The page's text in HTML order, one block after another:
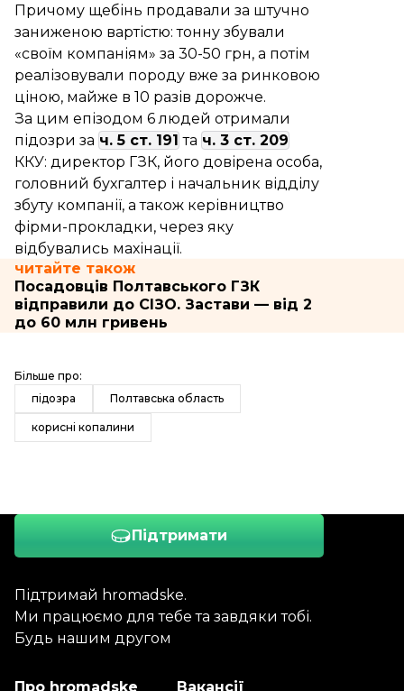
Причому щебінь продавали за штучно
заниженою вартістю: тонну збували
«своїм компаніям» за 30-50 грн, а потім
реалізовували породу вже за ринковою
ціною, майже в 10 разів дорожче.
За цим епізодом 6 людей отримали
підозри за ч. 5 ст. 191 та ч. 3 ст. 209
ККУ: директор ГЗК, його довірена особа,
головний бухгалтер і начальник відділу
збуту компанії, а також керівництво
фірми-прокладки, через яку
відбувались махінації.
читайте також
Посадовців Полтавського ГЗК
відправили до СІЗО. Застави — від 2
до 60 млн гривень
Більше про:
підозра
Полтавська область
корисні копалини
Підтримати
Підтримай hromadske.
Ми працюємо для тебе та завдяки тобі.
Будь нашим другом
Про hromadske Вакансії